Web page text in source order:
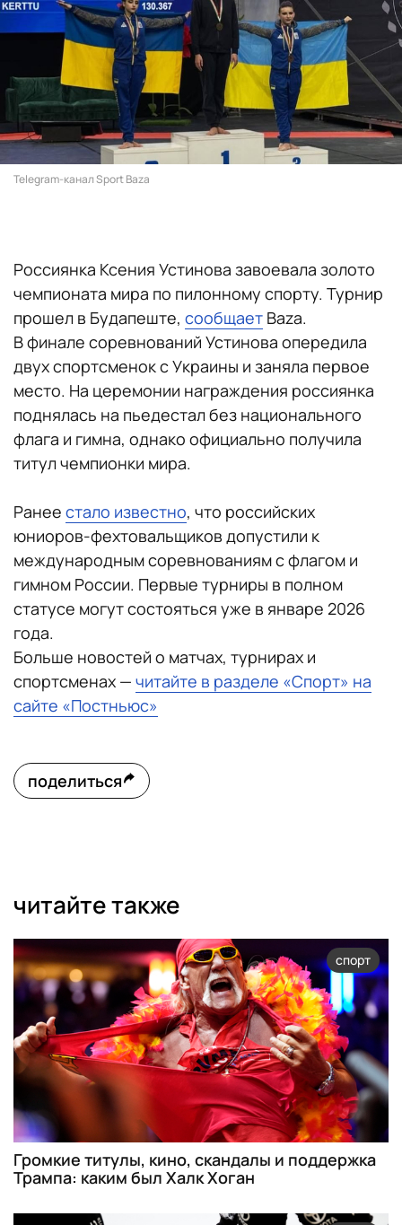
Telegram-канал Sport Baza
Россиянка Ксения Устинова завоевала золото
чемпионата мира по пилонному спорту. Турнир
прошел в Будапеште, сообщает Baza.
В финале соревнований Устинова опередила
двух спортсменок с Украины и заняла первое
место. На церемонии награждения россиянка
поднялась на пьедестал без национального
флага и гимна, однако официально получила
титул чемпионки мира.
Ранее стало известно, что российских
юниоров-фехтовальщиков допустили к
международным соревнованиям с флагом и
гимном России. Первые турниры в полном
статусе могут состояться уже в январе 2026
года.
Больше новостей о матчах, турнирах и
спортсменах — читайте в разделе «Спорт» на
сайте «Постньюс»
поделиться
читайте также
спорт
Громкие титулы, кино, скандалы и поддержка
Трампа: каким был Халк Хоган